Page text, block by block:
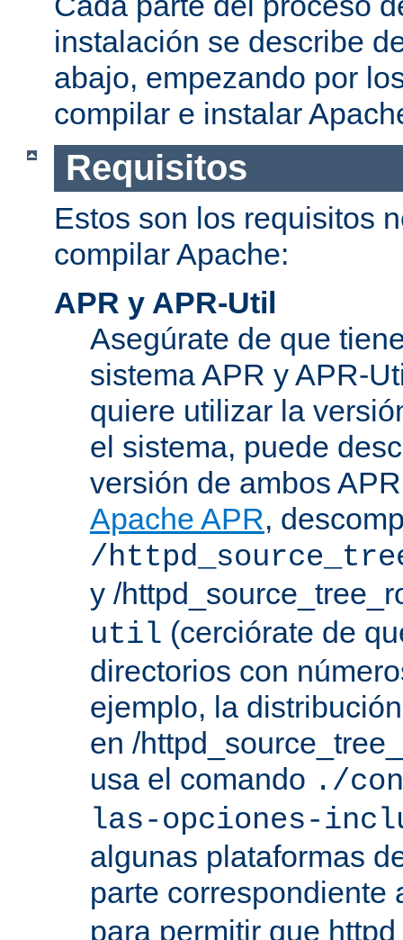
instalación se describe
abajo, empezando por
compilar e instalar
Requisitos
Estos son los requisitos
compilar Apache:
APR y APR-Util
Asegúrate de que
sistema APR y APR-
quiere utilizar la
el sistema, puede
versión de ambos
Apache APR,
/
y /
util (cerciórate de
directorios con
ejemplo, la
en /
usa el comando ./
las-opciones-
algunas plataformas
parte
para permitir que